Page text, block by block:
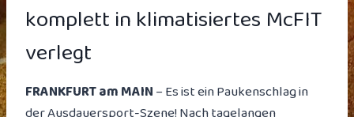
komplett in klimatisiertes McFIT
verlegt
FRANKFURT am MAIN– Es ist ein Paukenschlag in